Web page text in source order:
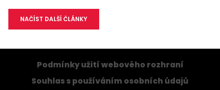
NAČÍST DALŠÍ ČLÁNKY
Podmínky užití webového rozhraní
Souhlas s používáním osobních údajů